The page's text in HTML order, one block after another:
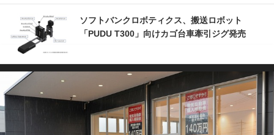
ソフトバンクロボティクス、搬送ロボット
「PUDU T300」向けカゴ台車牽引ジグ発売